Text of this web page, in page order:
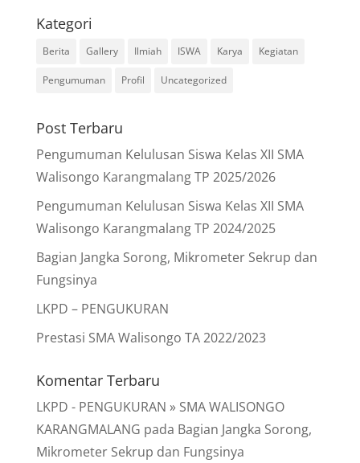
Kategori
Berita Gallery Ilmiah ISWA Karya Kegiatan
Pengumuman Profil Uncategorized
Post Terbaru
Pengumuman Kelulusan Siswa Kelas XII SMA
Walisongo Karangmalang TP 2025/2026
Pengumuman Kelulusan Siswa Kelas XII SMA
Walisongo Karangmalang TP 2024/2025
Bagian Jangka Sorong, Mikrometer Sekrup dan
Fungsinya
LKPD – PENGUKURAN
Prestasi SMA Walisongo TA 2022/2023
Komentar Terbaru
LKPD - PENGUKURAN » SMA WALISONGO
KARANGMALANG pada Bagian Jangka Sorong,
Mikrometer Sekrup dan Fungsinya